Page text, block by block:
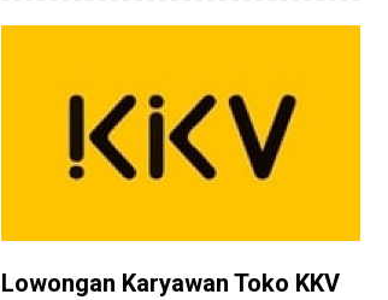
Lowongan Karyawan Toko KKV